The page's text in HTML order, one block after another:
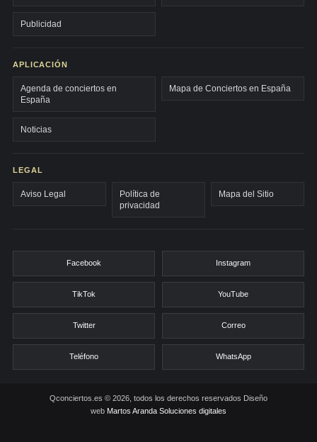
Publicidad
APLICACIÓN
Agenda de conciertos en
España
Mapa de Conciertos en España
Noticias
LEGAL
Aviso Legal
Política de
privacidad
Mapa del Sitio
Facebook Instagram
TikTok YouTube
Twitter Correo
Teléfono WhatsApp
Qconciertos.es © 2026, todos los derechos reservados Diseño
web Martos Aranda Soluciones digitales